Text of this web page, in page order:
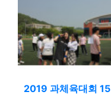
2019 과체육대회 15